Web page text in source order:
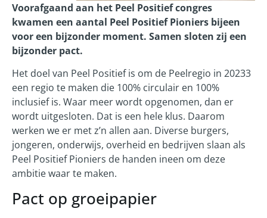
Voorafgaand aan het Peel Positief congres
kwamen een aantal Peel Positief Pioniers bijeen
voor een bijzonder moment. Samen sloten zij een
bijzonder pact.
Het doel van Peel Positief is om de Peelregio in 20233
een regio te maken die 100% circulair en 100%
inclusief is. Waar meer wordt opgenomen, dan er
wordt uitgesloten. Dat is een hele klus. Daarom
werken we er met z’n allen aan. Diverse burgers,
jongeren, onderwijs, overheid en bedrijven slaan als
Peel Positief Pioniers de handen ineen om deze
ambitie waar te maken.
Pact op groeipapier